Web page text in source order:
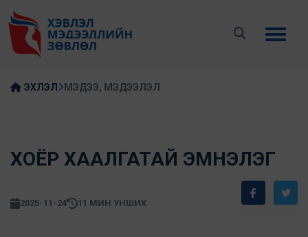
ЭХЛЭЛ МЭДЭЭ, МЭДЭЭЛЭЛ
ХОЁР ХААЛГАТАЙ ЭМНЭЛЭГ
2025-11-24 11 МИН УНШИХ